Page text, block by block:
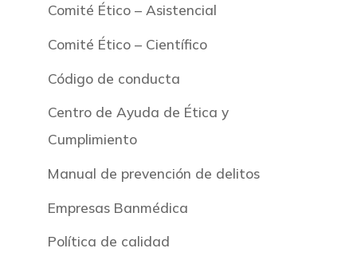
Comité Ético – Asistencial
Comité Ético – Científico
Código de conducta
Centro de Ayuda de Ética y
Cumplimiento
Manual de prevención de delitos
Empresas Banmédica
Política de calidad